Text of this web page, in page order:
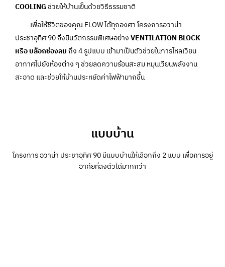
COOLINGช่วยให้บ้านเย็นด้วยวิธีธรรมชาติ
เพื่อให้ชีวิตของคุณ FLOW ได้ทุกองศา โครงการอวาน่า
ประชาอุทิศ 90 จึงมีนวัตกรรมพิเศษอย่างVENTILATION BLOCK
หรือ บล็อกช่องลมถึง 4 รูปแบบ เข้ามาเป็นตัวช่วยในการไหลเวียน
อากาศไปยังห้องต่าง ๆ ช่วยลดความร้อนสะสม หมุนเวียนพลังงาน
สะอาด และช่วยให้บ้านประหยัดค่าไฟฟ้ามากขึ้น
แบบบ้าน
โครงการ อวาน่า ประชาอุทิศ 90 มีแบบบ้านให้เลือกถึง 2 แบบ เพื่อการอยู่
อาศัยที่ลงตัวได้มากกว่า